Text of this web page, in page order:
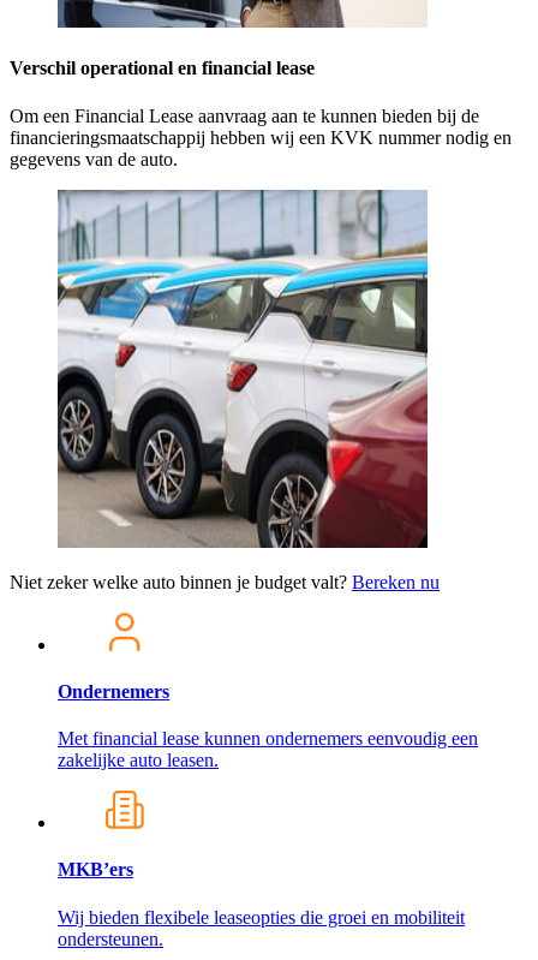
Verschil operational en financial lease
Om een Financial Lease aanvraag aan te kunnen bieden bij de
financieringsmaatschappij hebben wij een KVK nummer nodig en
gegevens van de auto.
Niet zeker welke auto binnen je budget valt? Bereken nu
Ondernemers
Met financial lease kunnen ondernemers eenvoudig een
zakelijke auto leasen.
MKB’ers
Wij bieden flexibele leaseopties die groei en mobiliteit
ondersteunen.